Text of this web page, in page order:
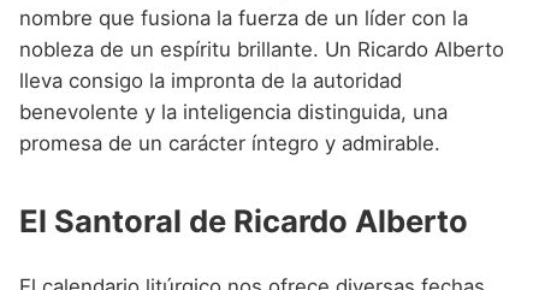
nombre que fusiona la fuerza de un líder con la
nobleza de un espíritu brillante. Un Ricardo Alberto
lleva consigo la impronta de la autoridad
benevolente y la inteligencia distinguida, una
promesa de un carácter íntegro y admirable.
El Santoral de Ricardo Alberto